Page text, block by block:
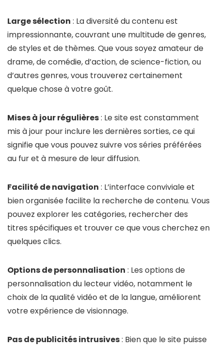
Large sélection : La diversité du contenu est
impressionnante, couvrant une multitude de genres,
de styles et de thèmes. Que vous soyez amateur de
drame, de comédie, d’action, de science-fiction, ou
d’autres genres, vous trouverez certainement
quelque chose à votre goût.
Mises à jour régulières: Le site est constamment
mis à jour pour inclure les dernières sorties, ce qui
signifie que vous pouvez suivre vos séries préférées
au fur et à mesure de leur diffusion.
Facilité de navigation : L’interface conviviale et
bien organisée facilite la recherche de contenu. Vous
pouvez explorer les catégories, rechercher des
titres spécifiques et trouver ce que vous cherchez en
quelques clics.
Options de personnalisation : Les options de
personnalisation du lecteur vidéo, notamment le
choix de la qualité vidéo et de la langue, améliorent
votre expérience de visionnage.
Pas de publicités intrusives: Bien que le site puisse